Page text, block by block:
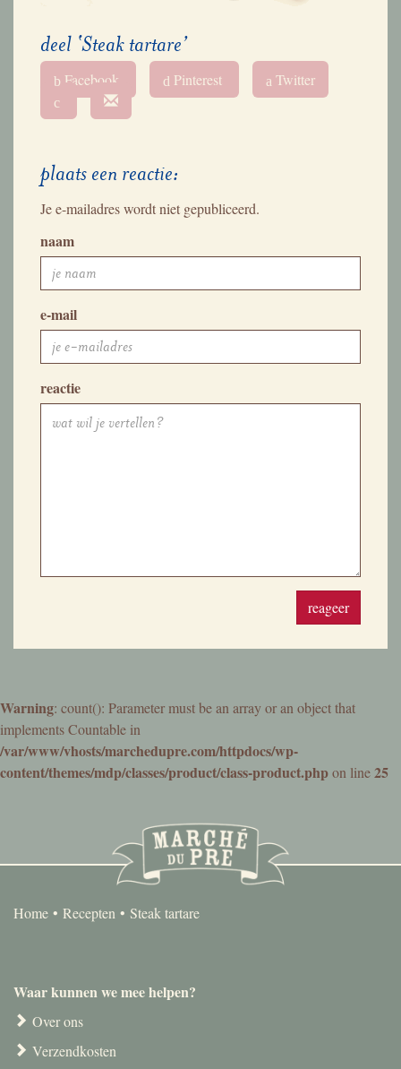
deel ‘Steak tartare’
b Facebook d Pinterest a Twitter
c
plaats een reactie:
Je e-mailadres wordt niet gepubliceerd.
naam
e-mail
reactie
reageer
Warning: count(): Parameter must be an array or an object that
implements Countable in
/var/www/vhosts/marchedupre.com/httpdocs/wp-
content/themes/mdp/classes/product/class-product.phpon line25
Home Recepten Steak tartare
Waar kunnen we mee helpen?
Over ons
Verzendkosten